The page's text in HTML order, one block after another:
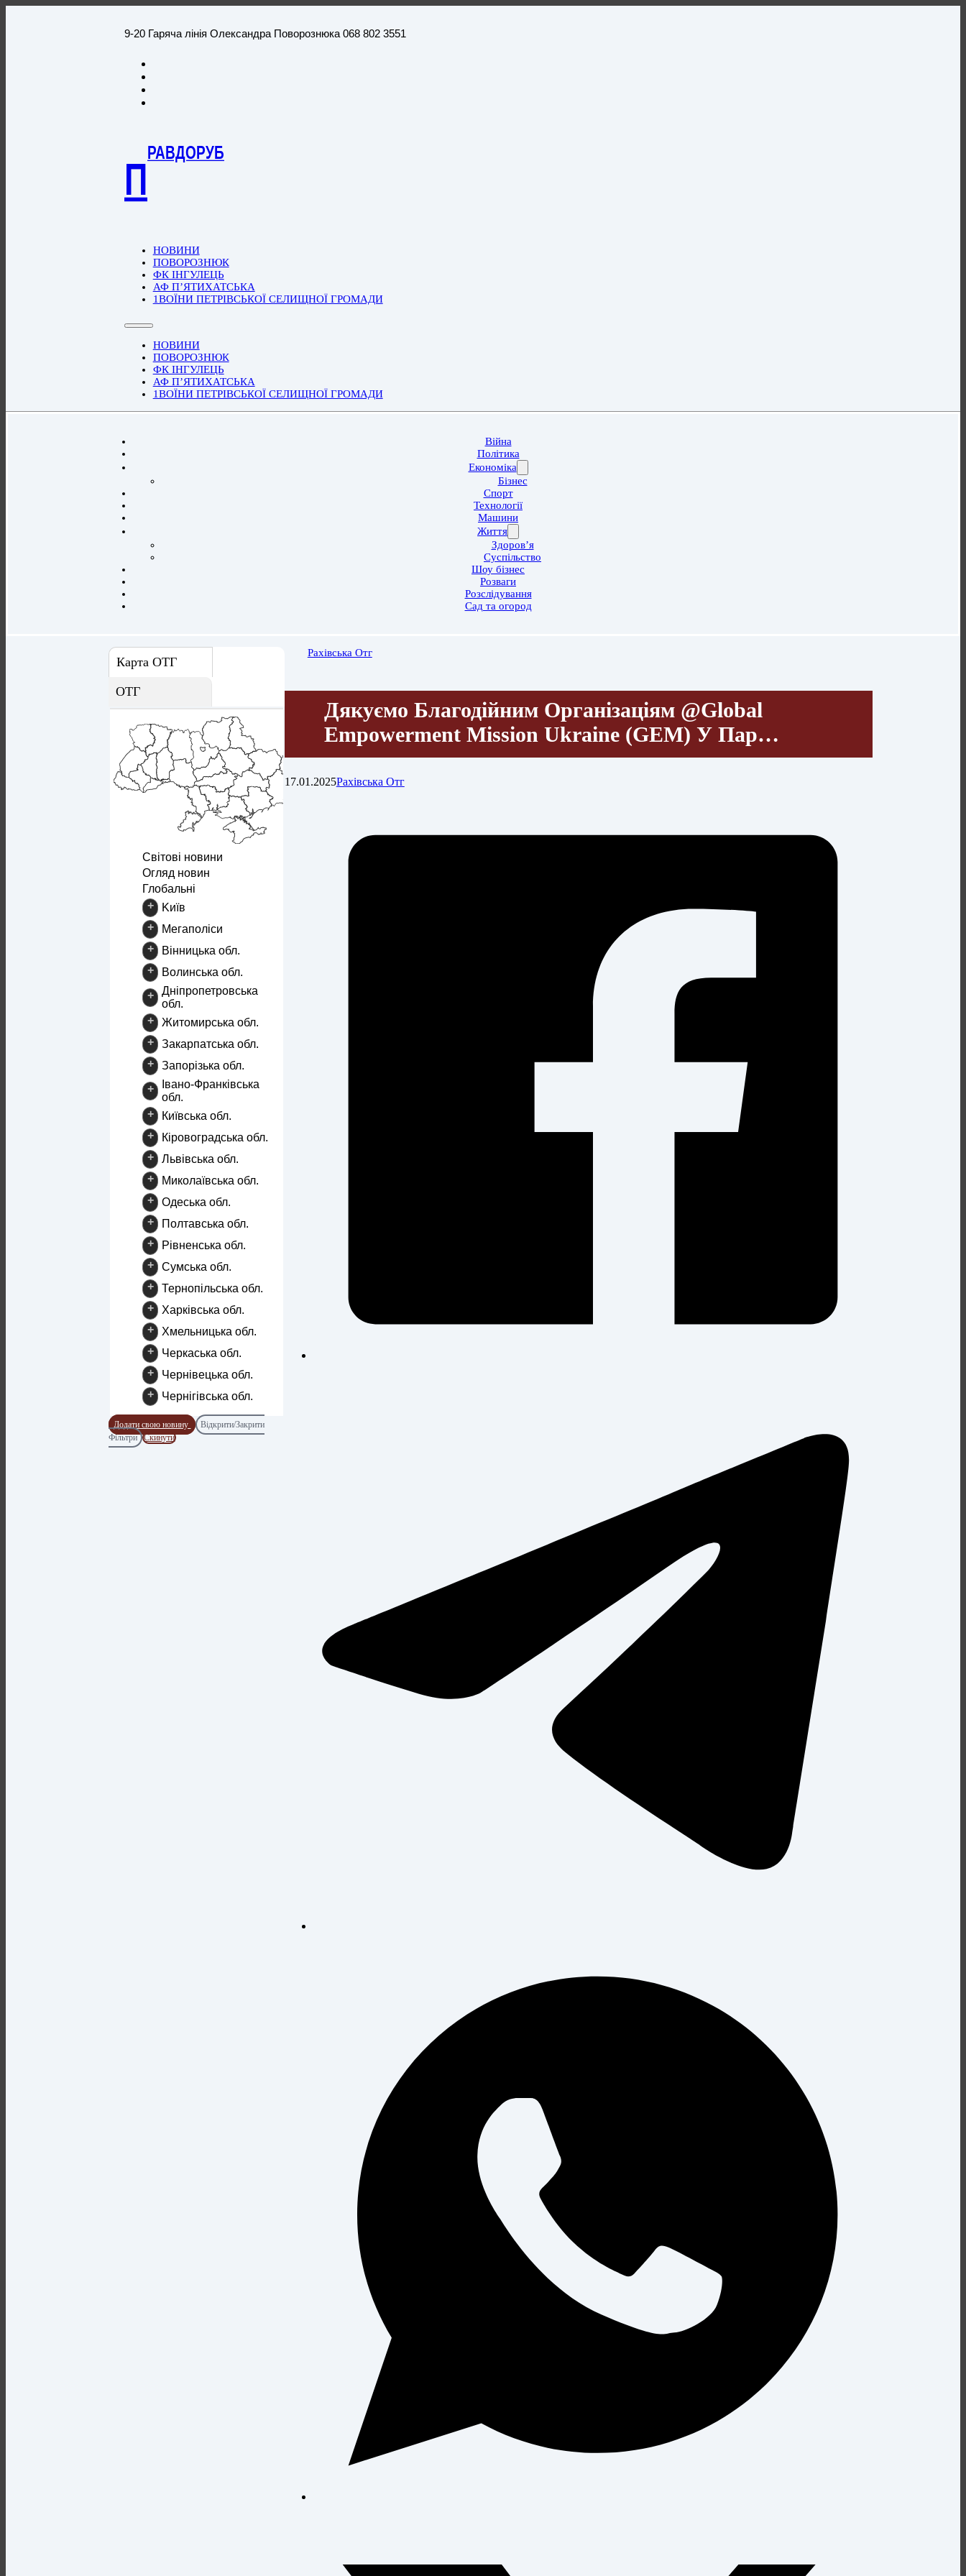
9-20 Гаряча лінія Олександра Поворознюка 068 802 3551
П
РАВДОРУБ
НОВИНИ
ПОВОРОЗНЮК
ФК ІНГУЛЕЦЬ
АФ П’ЯТИХАТСЬКА
1ВОЇНИ ПЕТРІВСЬКОЇ СЕЛИЩНОЇ ГРОМАДИ
НОВИНИ
ПОВОРОЗНЮК
ФК ІНГУЛЕЦЬ
АФ П’ЯТИХАТСЬКА
1ВОЇНИ ПЕТРІВСЬКОЇ СЕЛИЩНОЇ ГРОМАДИ
Війна
Політика
Економіка
Бізнес
Спорт
Технології
Машини
Життя
Здоров’я
Суспільство
Шоу бізнес
Розваги
Розслідування
Сад та огород
Карта ОТГ
ОТГ
Світові новини
Огляд новин
Глобальні
+
Kиїв
+
Mегаполіси
+
Вінницька обл.
+
Волинська обл.
+
Дніпропетровська
обл.
+
Житомирська обл.
+
Закарпатська обл.
+
Запорізька обл.
+
Івано-Франківська
обл.
+
Київська обл.
+
Кіровоградська обл.
+
Львівська обл.
+
Миколаївська обл.
+
Одеська обл.
+
Полтавська обл.
+
Рівненська обл.
+
Сумська обл.
+
Тернопільська обл.
+
Харківська обл.
+
Хмельницька обл.
+
Черкаська обл.
+
Чернівецька обл.
+
Чернігівська обл.
Додати свою новину
Відкрити/Закрити
Фільтри
Скинути
Рахівська Отг
Дякуємо Благодійним Організаціям @Global
Empowerment Mission Ukraine (GEM) У Пар…
17.01.2025Рахівська Отг